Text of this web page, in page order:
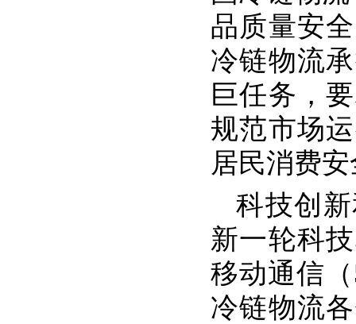
品质量安
冷链物流
巨任务，
规范市场
居民消费
科技创
新一轮科
移动通信
冷链物流